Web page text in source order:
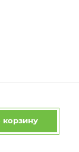
корзину